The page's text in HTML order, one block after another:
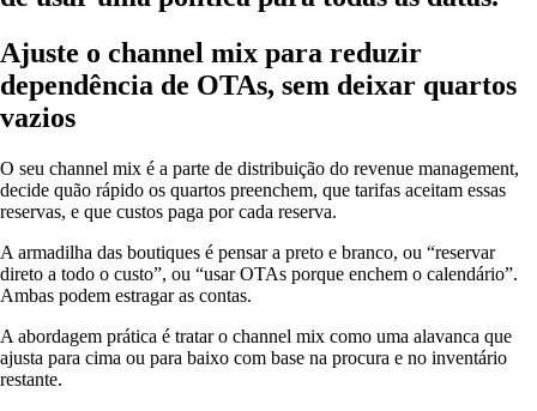
Ajuste o channel mix para reduzir
dependência de OTAs, sem deixar quartos
vazios
O seu channel mix é a parte de distribuição do revenue management,
decide quão rápido os quartos preenchem, que tarifas aceitam essas
reservas, e que custos paga por cada reserva.
A armadilha das boutiques é pensar a preto e branco, ou “reservar
direto a todo o custo”, ou “usar OTAs porque enchem o calendário”.
Ambas podem estragar as contas.
A abordagem prática é tratar o channel mix como uma alavanca que
ajusta para cima ou para baixo com base na procura e no inventário
restante.